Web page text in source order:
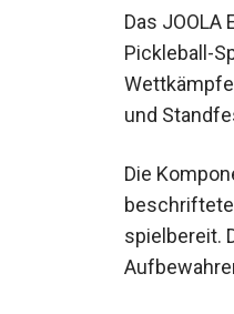
Das
Pickleball-
und
Die
spielbereit.